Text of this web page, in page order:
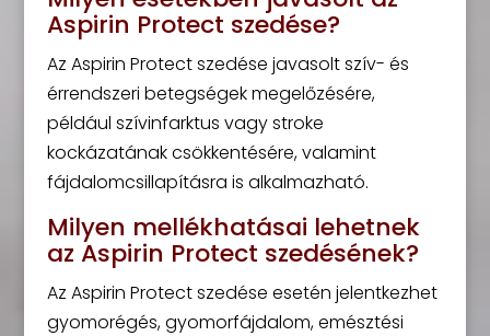
Aspirin Protect szedése?
Az Aspirin Protect szedése javasolt szív- és
érrendszeri betegségek megelőzésére,
például szívinfarktus vagy stroke
kockázatának csökkentésére, valamint
fájdalomcsillapításra is alkalmazható.
Milyen mellékhatásai lehetnek
az Aspirin Protect szedésének?
Az Aspirin Protect szedése esetén jelentkezhet
gyomorégés, gyomorfájdalom, emésztési